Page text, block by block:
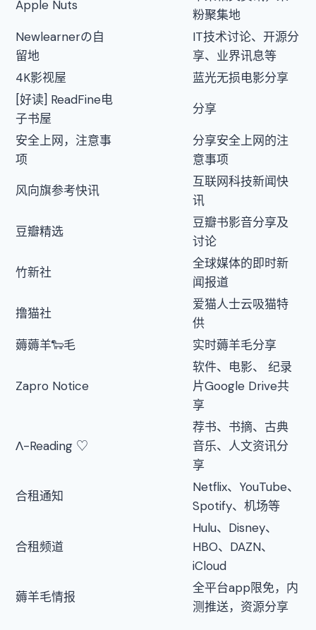
Apple Nuts
粉聚集地
Newlearnerの自
留地
IT技术讨论、开源分
享、业界讯息等
4K影视屋
蓝光无损电影分享
[好读] ReadFine电
子书屋
分享
安全上网，注意事
项
分享安全上网的注
意事项
风向旗参考快讯
互联网科技新闻快
讯
豆瓣精选
豆瓣书影音分享及
讨论
竹新社
全球媒体的即时新
闻报道
撸猫社
爱猫人士云吸猫特
供
薅薅羊🐑毛
实时薅羊毛分享
Zapro Notice
软件、电影、 纪录
片Google Drive共
享
Λ-Reading ♡
荐书、书摘、古典
音乐、人文资讯分
享
合租通知
Netflix、YouTube、
Spotify、机场等
合租频道
Hulu、Disney、
HBO、DAZN、
iCloud
薅羊毛情报
全平台app限免，内
测推送，资源分享